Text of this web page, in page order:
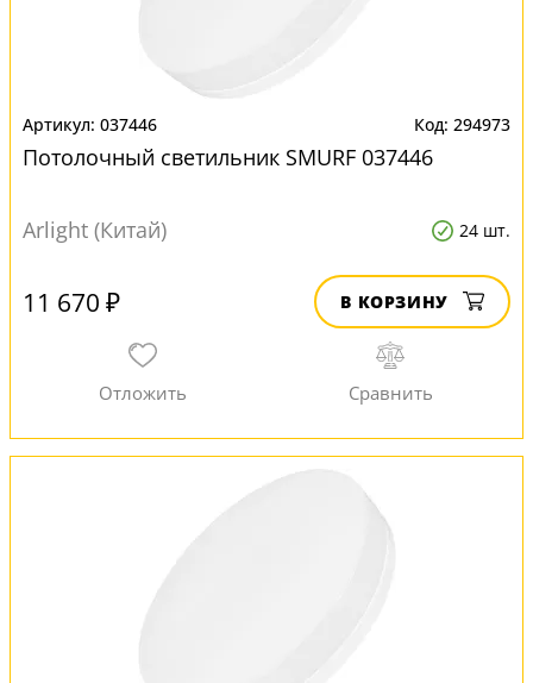
037446 294973
Потолочный светильник SMURF 037446
Arlight (Китай) 24 шт.
11 670 ₽ В КОРЗИНУ